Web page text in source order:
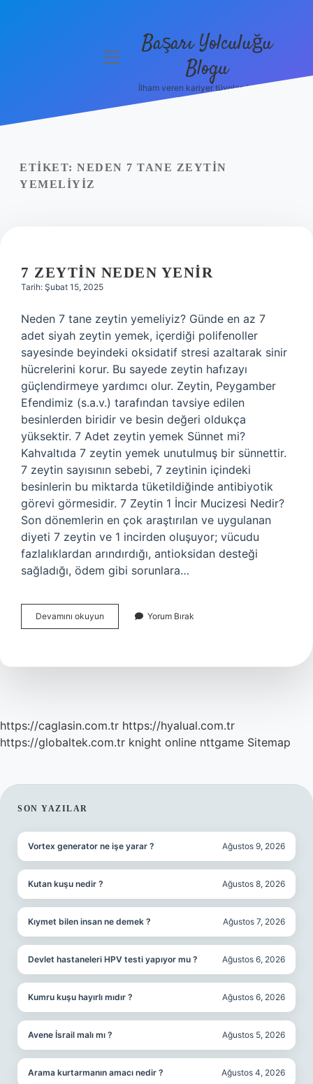
Yasal Uyarı
menüyüBaşarı Yolculuğu
Blogu
İlham veren kariyer tüyoları burada!
ETIKET: NEDEN 7 TANE ZEYTIN
YEMELIYIZ
7 ZEYTIN NEDEN YENIR
Tarih: Şubat 15, 2025
Neden 7 tane zeytin yemeliyiz? Günde en az 7
adet siyah zeytin yemek, içerdiği polifenoller
sayesinde beyindeki oksidatif stresi azaltarak sinir
hücrelerini korur. Bu sayede zeytin hafızayı
güçlendirmeye yardımcı olur. Zeytin, Peygamber
Efendimiz (s.a.v.) tarafından tavsiye edilen
besinlerden biridir ve besin değeri oldukça
yüksektir. 7 Adet zeytin yemek Sünnet mi?
Kahvaltıda 7 zeytin yemek unutulmuş bir sünnettir.
7 zeytin sayısının sebebi, 7 zeytinin içindeki
besinlerin bu miktarda tüketildiğinde antibiyotik
görevi görmesidir. 7 Zeytin 1 İncir Mucizesi Nedir?
Son dönemlerin en çok araştırılan ve uygulanan
diyeti 7 zeytin ve 1 incirden oluşuyor; vücudu
fazlalıklardan arındırdığı, antioksidan desteği
sağladığı, ödem gibi sorunlara…
Devamını okuyun
Zeytin
Yorum Bırak
https://caglasin.com.tr https://hyalual.com.tr
https://globaltek.com.tr knight online nttgame Sitemap
SIDEBAR
SON YAZILAR
Vortex generator ne işe yarar ? Ağustos 9, 2026
Kutan kuşu nedir ? Ağustos 8, 2026
Kıymet bilen insan ne demek ? Ağustos 7, 2026
Devlet hastaneleri HPV testi yapıyor mu ? Ağustos 6, 2026
Kumru kuşu hayırlı mıdır ? Ağustos 6, 2026
Avene İsrail malı mı ? Ağustos 5, 2026
Arama kurtarmanın amacı nedir ? Ağustos 4, 2026